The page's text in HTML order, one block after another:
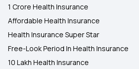
1 Crore Health Insurance
Affordable Health Insurance
Health Insurance Super Star
Free-Look Period In Health Insurance
10 Lakh Health Insurance